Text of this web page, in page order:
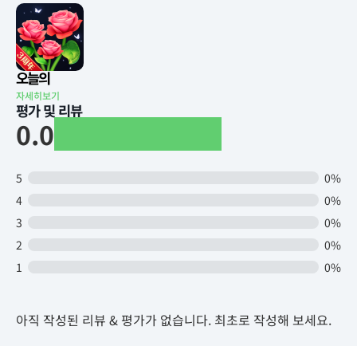
오늘의
자세히보기
평가 및 리뷰
0.0
5
0%
4
0%
3
0%
2
0%
1
0%
아직 작성된 리뷰 & 평가가 없습니다. 최초로 작성해 보세요.